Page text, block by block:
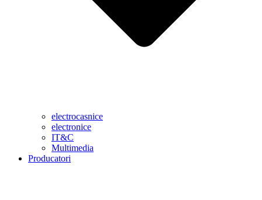
electrocasnice
electronice
IT&C
Multimedia
Producatori